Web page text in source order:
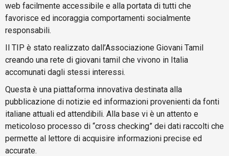
web facilmente accessibile e alla portata di tutti che
favorisce ed incoraggia comportamenti socialmente
responsabili.
Il TIP è stato realizzato dall’Associazione Giovani Tamil
creando una rete di giovani tamil che vivono in Italia
accomunati dagli stessi interessi.
Questa è una piattaforma innovativa destinata alla
pubblicazione di notizie ed informazioni provenienti da fonti
italiane attuali ed attendibili. Alla base vi è un attento e
meticoloso processo di “cross checking” dei dati raccolti che
permette al lettore di acquisire informazioni precise ed
accurate.